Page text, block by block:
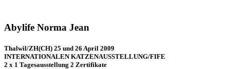
Abylife Norma Jean
Thalwil/ZH(CH) 25 und 26 April 2009
INTERNATIONALEN KATZENAUSSTELLUNG/FIFE
2 x 1 Tagesausstellung 2 Zertifikate